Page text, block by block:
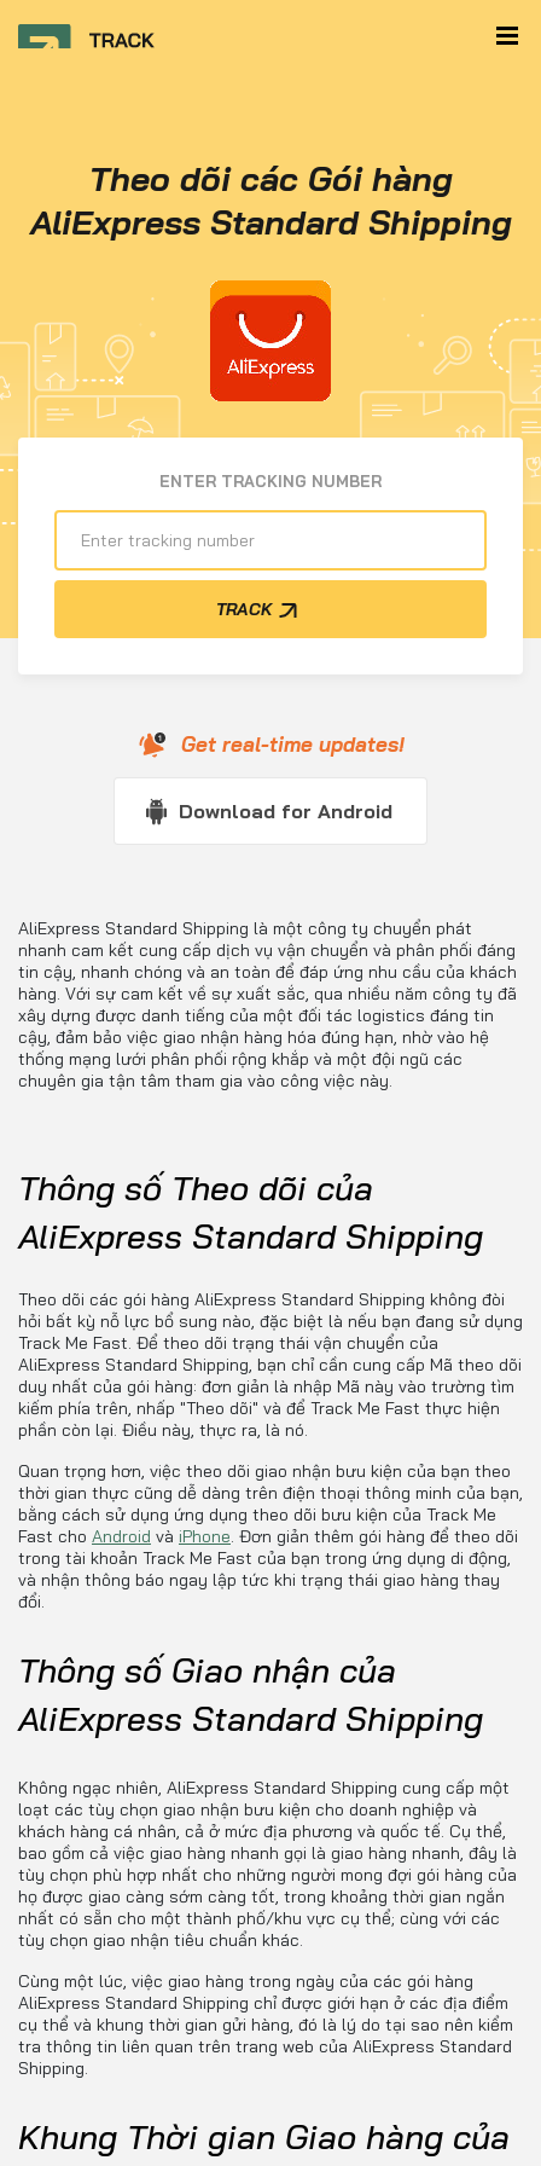
Theo dõi các Gói hàng
AliExpress Standard Shipping
ENTER TRACKING NUMBER
TRACK
Get real-time updates!
Download for Android
AliExpress Standard Shipping là một công ty chuyển phát
nhanh cam kết cung cấp dịch vụ vận chuyển và phân phối đáng
tin cậy, nhanh chóng và an toàn để đáp ứng nhu cầu của khách
hàng. Với sự cam kết về sự xuất sắc, qua nhiều năm công ty đã
xây dựng được danh tiếng của một đối tác logistics đáng tin
cậy, đảm bảo việc giao nhận hàng hóa đúng hạn, nhờ vào hệ
thống mạng lưới phân phối rộng khắp và một đội ngũ các
chuyên gia tận tâm tham gia vào công việc này.
Thông số Theo dõi của
AliExpress Standard Shipping
Theo dõi các gói hàng AliExpress Standard Shipping không đòi
hỏi bất kỳ nỗ lực bổ sung nào, đặc biệt là nếu bạn đang sử dụng
Track Me Fast. Để theo dõi trạng thái vận chuyển của
AliExpress Standard Shipping, bạn chỉ cần cung cấp Mã theo dõi
duy nhất của gói hàng: đơn giản là nhập Mã này vào trường tìm
kiếm phía trên, nhấp "Theo dõi" và để Track Me Fast thực hiện
phần còn lại. Điều này, thực ra, là nó.
Quan trọng hơn, việc theo dõi giao nhận bưu kiện của bạn theo
thời gian thực cũng dễ dàng trên điện thoại thông minh của bạn,
bằng cách sử dụng ứng dụng theo dõi bưu kiện của Track Me
Fast cho Android và iPhone. Đơn giản thêm gói hàng để theo dõi
trong tài khoản Track Me Fast của bạn trong ứng dụng di động,
và nhận thông báo ngay lập tức khi trạng thái giao hàng thay
đổi.
Thông số Giao nhận của
AliExpress Standard Shipping
Không ngạc nhiên, AliExpress Standard Shipping cung cấp một
loạt các tùy chọn giao nhận bưu kiện cho doanh nghiệp và
khách hàng cá nhân, cả ở mức địa phương và quốc tế. Cụ thể,
bao gồm cả việc giao hàng nhanh gọi là giao hàng nhanh, đây là
tùy chọn phù hợp nhất cho những người mong đợi gói hàng của
họ được giao càng sớm càng tốt, trong khoảng thời gian ngắn
nhất có sẵn cho một thành phố/khu vực cụ thể; cùng với các
tùy chọn giao nhận tiêu chuẩn khác.
Cùng một lúc, việc giao hàng trong ngày của các gói hàng
AliExpress Standard Shipping chỉ được giới hạn ở các địa điểm
cụ thể và khung thời gian gửi hàng, đó là lý do tại sao nên kiểm
tra thông tin liên quan trên trang web của AliExpress Standard
Shipping.
Khung Thời gian Giao hàng của